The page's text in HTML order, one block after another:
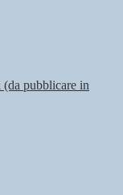
pubblicare in